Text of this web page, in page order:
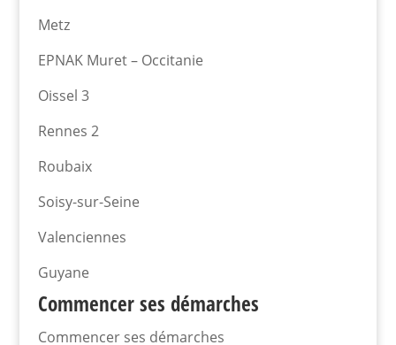
Metz
EPNAK Muret – Occitanie
Oissel 3
Rennes 2
Roubaix
Soisy-sur-Seine
Valenciennes
Guyane
Commencer ses démarches
Commencer ses démarches